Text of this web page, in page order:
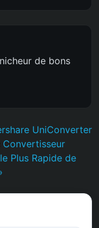
de bons
UniConverter
Convertisseur
Plus Rapide de